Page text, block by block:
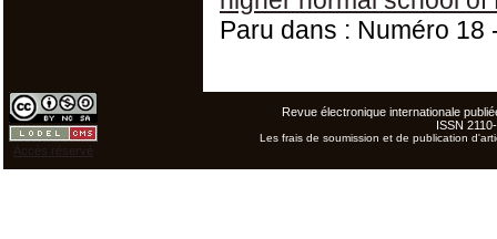
Paru dans : Numéro 18
Accès réservé
Revue électronique internationale
ISSN
Les frais de soumission et de publication